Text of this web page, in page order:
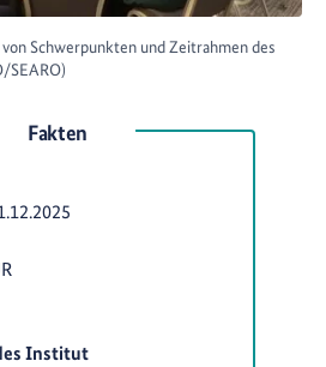
Schwerpunkten und Zeitrahmen des
SEARO)
Fakten
Institut